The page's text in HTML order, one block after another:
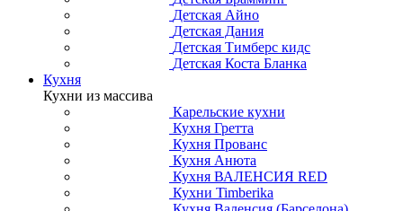
Детская Айно
Детская Дания
Детская Тимберс кидс
Детская Коста Бланка
Кухня
Кухни из массива
Карельские кухни
Кухня Гретта
Кухня Прованс
Кухня Анюта
Кухня ВАЛЕНСИЯ RED
Кухни Timberika